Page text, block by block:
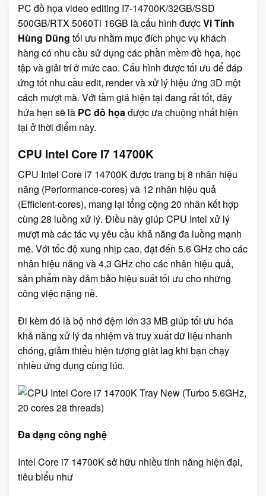
PC đồ họa video editing I7-14700K/32GB/SSD
500GB/RTX 5060Ti 16GB là cấu hình đượcVi Tính
Hùng Dũng tối ưu nhằm mục đích phục vụ khách
hàng có nhu cầu sử dụng các phần mềm đồ họa, học
tập và giải trí ở mức cao. Cấu hình được tối ưu để đáp
ứng tốt nhu cầu edit, render và xử lý hiệu ứng 3D một
cách mượt mà. Với tầm giá hiện tại đang rất tốt, đây
hứa hẹn sẽ là PC đồ họa được ưa chuộng nhất hiện
tại ở thời điểm này.
CPU Intel Core I7 14700K
CPU Intel Core i7 14700K được trang bị 8 nhân hiệu
năng (Performance-cores) và 12 nhân hiệu quả
(Efficient-cores), mang lại tổng cộng 20 nhân kết hợp
cùng 28 luồng xử lý. Điều này giúp CPU Intel xử lý
mượt mà các tác vụ yêu cầu khả năng đa luồng mạnh
mẽ. Với tốc độ xung nhịp cao, đạt đến 5.6 GHz cho các
nhân hiệu năng và 4.3 GHz cho các nhân hiệu quả,
sản phẩm này đảm bảo hiệu suất tối ưu cho những
công việc nặng nề.
Đi kèm đó là bộ nhớ đệm lớn 33 MB giúp tối ưu hóa
khả năng xử lý đa nhiệm và truy xuất dữ liệu nhanh
chóng, giảm thiểu hiện tượng giật lag khi bạn chạy
nhiều ứng dụng cùng lúc.
Đa dạng công nghệ
Intel Core i7 14700K sở hữu nhiều tính năng hiện đại,
tiêu biểu như